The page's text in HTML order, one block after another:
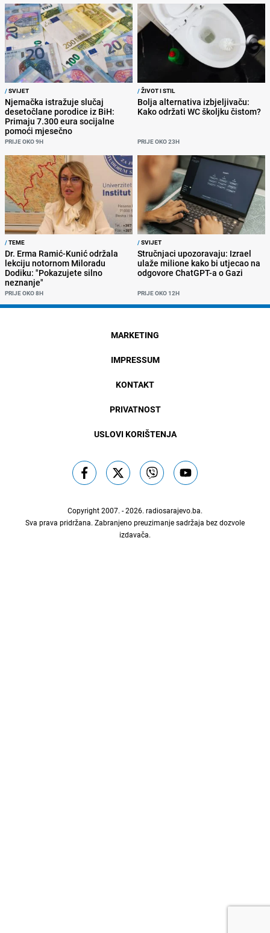
/SVIJET
Njemačka istražuje slučaj
desetočlane porodice iz BiH:
Primaju 7.300 eura socijalne
pomoći mjesečno
PRIJE OKO 9H
/ŽIVOT I STIL
Bolja alternativa izbjeljivaču:
Kako održati WC školjku čistom?
PRIJE OKO 23H
/TEME
Dr. Erma Ramić-Kunić održala
lekciju notornom Miloradu
Dodiku: "Pokazujete silno
neznanje"
PRIJE OKO 8H
/SVIJET
Stručnjaci upozoravaju: Izrael
ulaže milione kako bi utjecao na
odgovore ChatGPT-a o Gazi
PRIJE OKO 12H
MARKETING
IMPRESSUM
KONTAKT
PRIVATNOST
USLOVI KORIŠTENJA
Copyright 2007. - 2026. radiosarajevo.ba.
Sva prava pridržana. Zabranjeno preuzimanje sadržaja bez dozvole
izdavača.